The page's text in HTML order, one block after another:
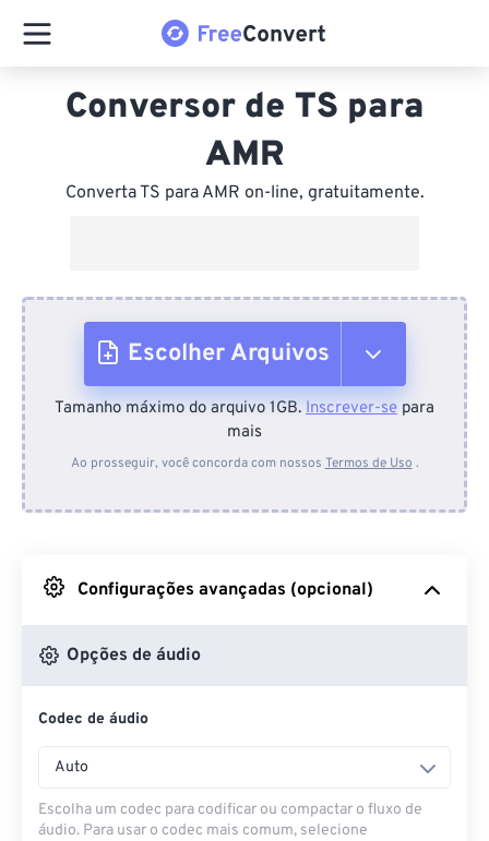
Conversor de TS para
AMR
Converta TS para AMR on-line, gratuitamente.
Escolher Arquivos
Do dispositivo
Do Google Drive
Do OneDrive
Tamanho máximo do arquivo 1GB. Inscrever-se para
mais
Ao prosseguir, você concorda com nossos Termos de Uso .
Configurações avançadas (opcional)
Opções de áudio
Codec de áudio
Auto
Escolha um codec para codificar ou compactar o fluxo de
áudio. Para usar o codec mais comum, selecione